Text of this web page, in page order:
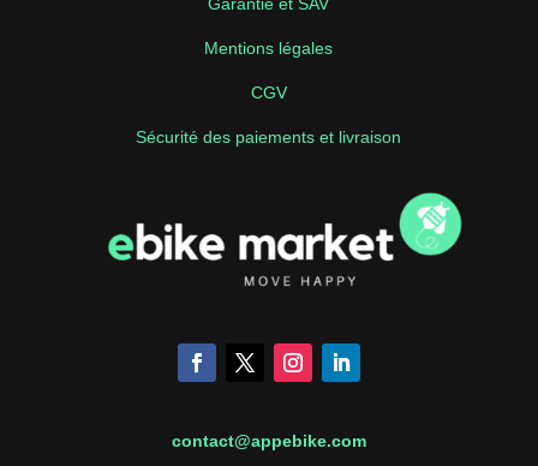
Garantie et SAV
Mentions légales
CGV
Sécurité des paiements et livraison
contact@appebike.com